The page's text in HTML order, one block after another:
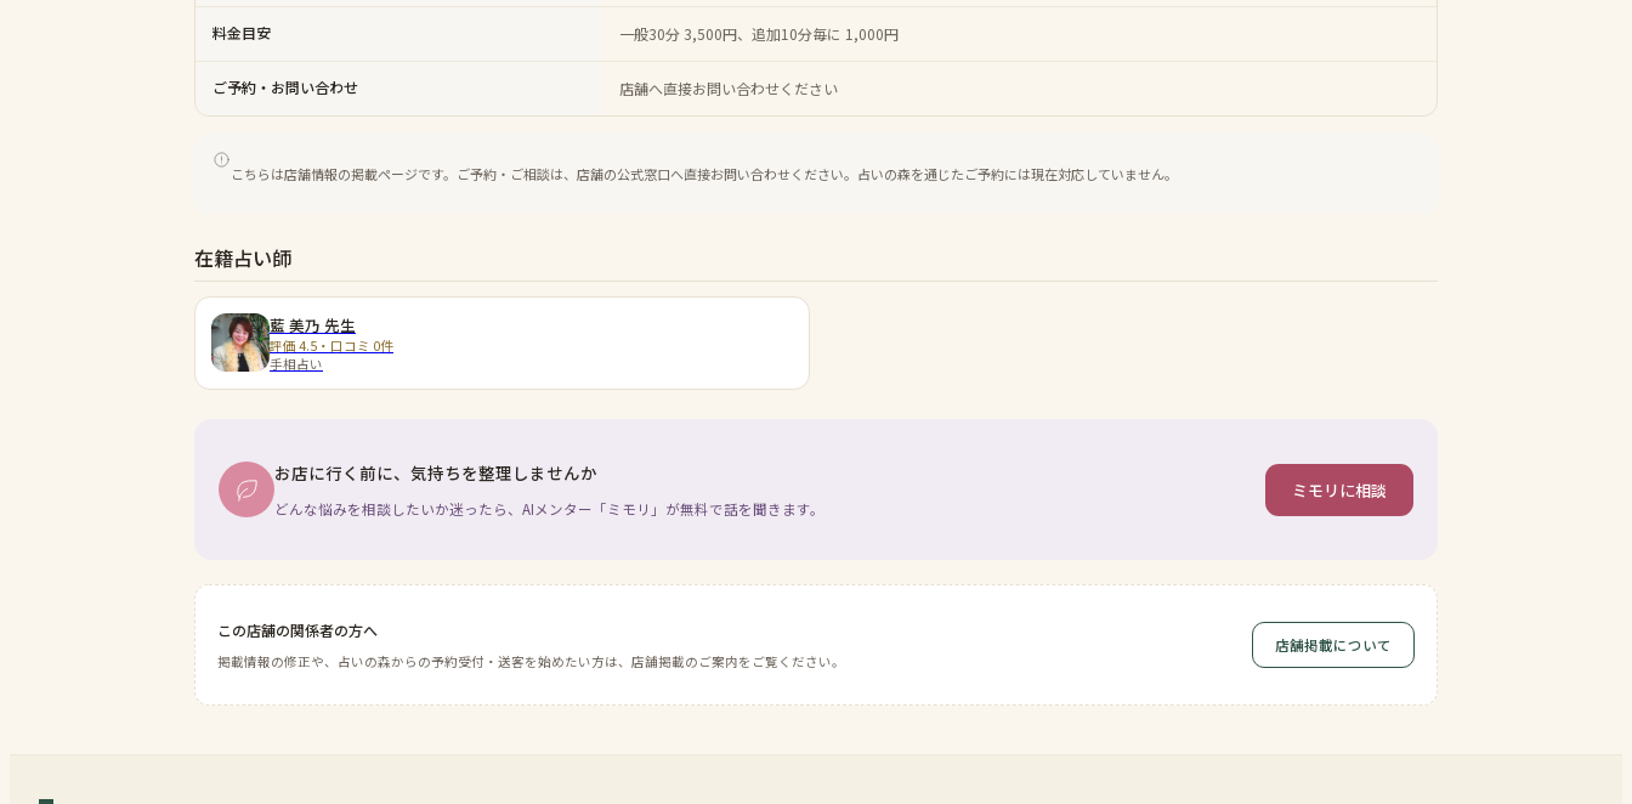
料金目安 一般30分 3,500円、追加10分毎に 1,000円
ご予約・お問い合わせ 店舗へ直接お問い合わせください
こちらは店舗情報の掲載ページです。ご予約・ご相談は、店舗の公式窓口へ直接お問い合わせください。占いの森を通じたご予約には現在対応していません。
在籍占い師
藍 美乃 先生
評価 4.5・口コミ 0件
手相占い
お店に行く前に、気持ちを整理しませんか
どんな悩みを相談したいか迷ったら、AIメンター「ミモリ」が無料で話を聞きます。
ミモリに相談
この店舗の関係者の方へ
掲載情報の修正や、占いの森からの予約受付・送客を始めたい方は、店舗掲載のご案内をご覧ください。
店舗掲載について